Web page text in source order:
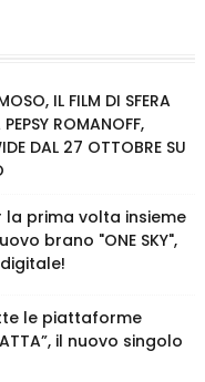
IL FILM DI SFERA
ROMANOFF,
DAL 27 OTTOBRE SU
la prima volta insieme
brano "ONE SKY",
le piattaforme
il nuovo singolo